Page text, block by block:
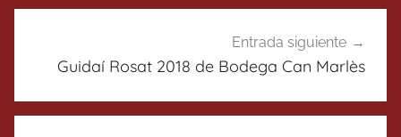
Entrada siguiente
Guidaí Rosat 2018 de Bodega Can Marlès